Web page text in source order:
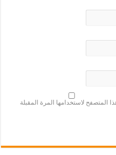
المتصفح لاستخدامها المرة المقبلة